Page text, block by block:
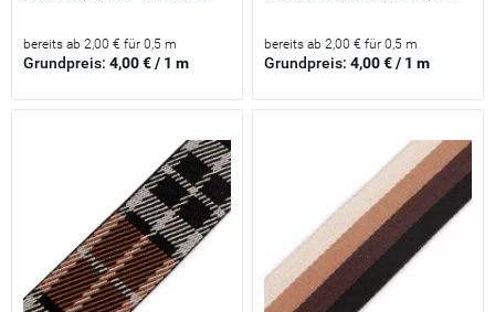
bereits ab 2,00 € für 0,5 m
Grundpreis:4,00 € / 1 m
bereits ab 2,00 € für 0,5 m
Grundpreis:4,00 € / 1 m